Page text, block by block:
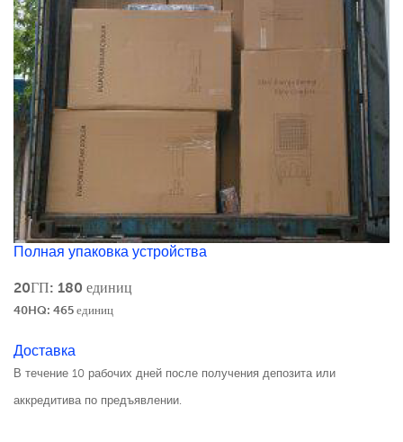
Полная упаковка устройства
20ГП: 180 единиц
40HQ: 465 единиц
Доставка
В течение 10 рабочих дней после получения депозита или
аккредитива по предъявлении.